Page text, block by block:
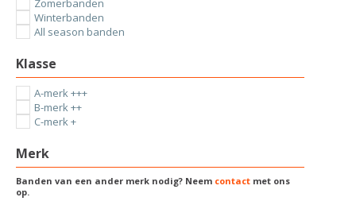
Zomerbanden
Winterbanden
All season banden
Klasse
A-merk +++
B-merk ++
C-merk +
Merk
Banden van een ander merk nodig? Neem contact met ons
op.